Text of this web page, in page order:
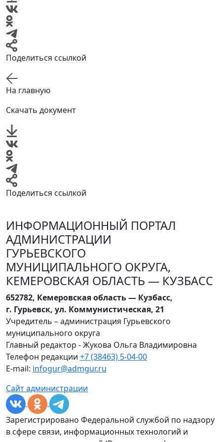
Поделиться ссылкой
На главную
Скачать документ
Поделиться ссылкой
ИНФОРМАЦИОННЫЙ ПОРТАЛ
АДМИНИСТРАЦИИ
ГУРЬЕВСКОГО
МУНИЦИПАЛЬНОГО ОКРУГА,
КЕМЕРОВСКАЯ ОБЛАСТЬ — КУЗБАСС
652782, Кемеровская область — Кузбасс,
г. Гурьевск, ул. Коммунистическая, 21
Учредитель – администрация Гурьевского
муниципального округа
Главный редактор - Жукова Ольга Владимировна
Телефон редакции +7 (38463) 5-04-00
E-mail: infogur@admgur.ru
Сайт администрации
Зарегистрировано Федеральной службой по надзору
в сфере связи, информационных технологий и